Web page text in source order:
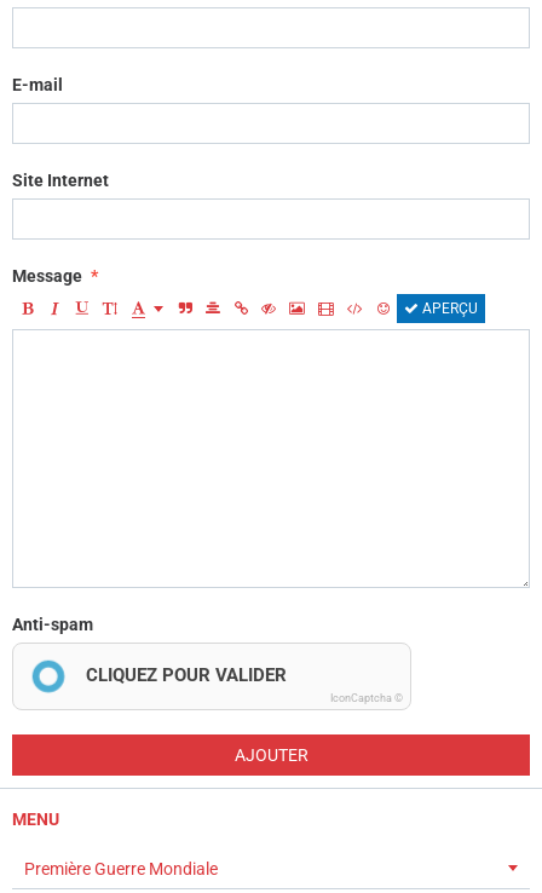
E-mail
Site Internet
Message
APERÇU
Anti-spam
CLIQUEZ POUR VALIDER
IconCaptcha ©
AJOUTER
MENU
Première Guerre Mondiale